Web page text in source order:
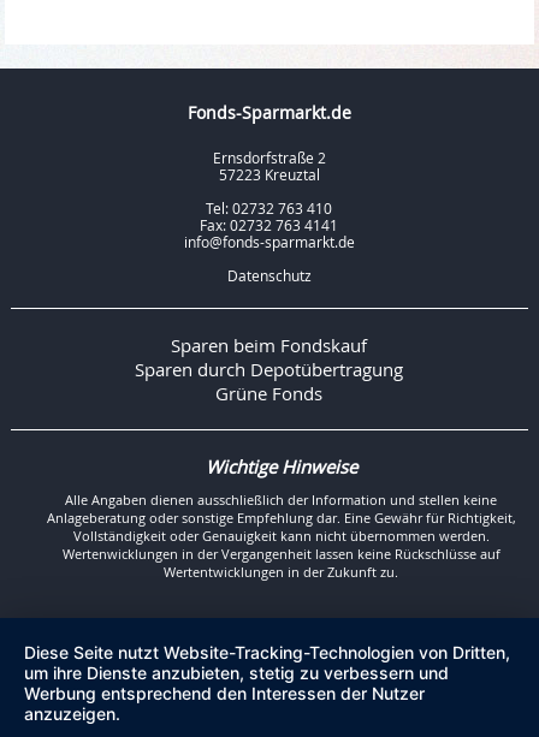
Fonds-Sparmarkt.de
Ernsdorfstraße 2
57223 Kreuztal
Tel: 02732 763 410
Fax: 02732 763 4141
info@fonds-sparmarkt.de
Datenschutz
Sparen beim Fondskauf
Sparen durch Depotübertragung
Grüne Fonds
Wichtige Hinweise
Alle Angaben dienen ausschließlich der Information und stellen keine
Anlageberatung oder sonstige Empfehlung dar. Eine Gewähr für Richtigkeit,
Vollständigkeit oder Genauigkeit kann nicht übernommen werden.
Wertenwicklungen in der Vergangenheit lassen keine Rückschlüsse auf
Wertentwicklungen in der Zukunft zu.
Diese Seite nutzt Website-Tracking-Technologien von Dritten,
um ihre Dienste anzubieten, stetig zu verbessern und
Werbung entsprechend den Interessen der Nutzer
anzuzeigen.